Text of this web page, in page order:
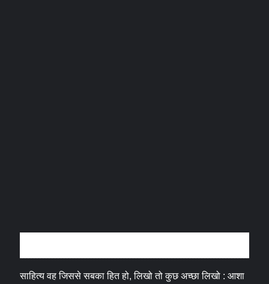
साहित्य वह जिससे सबका हित हो, लिखो तो कुछ अच्छा लिखो : आशा